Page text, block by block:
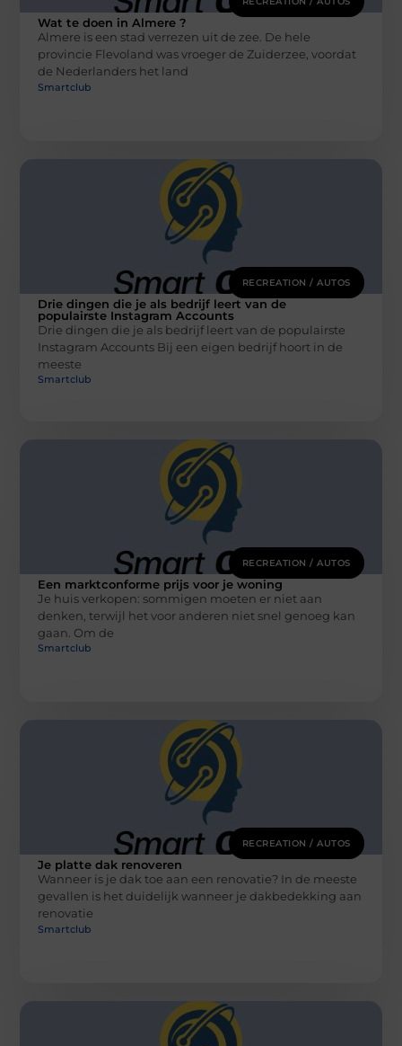
Wat te doen in Almere ?
Almere is een stad verrezen uit de zee. De hele
provincie Flevoland was vroeger de Zuiderzee, voordat
de Nederlanders het land
Smartclub
RECREATION / AUTOS
Drie dingen die je als bedrijf leert van de
populairste Instagram Accounts
Drie dingen die je als bedrijf leert van de populairste
Instagram Accounts Bij een eigen bedrijf hoort in de
meeste
Smartclub
RECREATION / AUTOS
Een marktconforme prijs voor je woning
Je huis verkopen: sommigen moeten er niet aan
denken, terwijl het voor anderen niet snel genoeg kan
gaan. Om de
Smartclub
RECREATION / AUTOS
Je platte dak renoveren
Wanneer is je dak toe aan een renovatie? In de meeste
gevallen is het duidelijk wanneer je dakbedekking aan
renovatie
Smartclub